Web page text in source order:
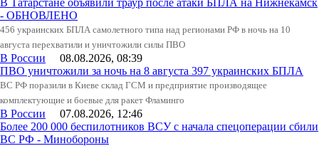
В Татарстане объявили траур после атаки БПЛА на Нижнекамск
- ОБНОВЛЕНО
456 украинских БПЛА самолетного типа над регионами РФ в ночь на 10
августа перехватили и уничтожили силы ПВО
В России 08.08.2026, 08:39
ПВО уничтожили за ночь на 8 августа 397 украинских БПЛА
ВС РФ поразили в Киеве склад ГСМ и предприятие производящее
комплектующие и боевые для ракет Фламинго
В России 07.08.2026, 12:46
Более 200 000 беспилотников ВСУ с начала спецоперации сбили
ВС РФ - Минобороны